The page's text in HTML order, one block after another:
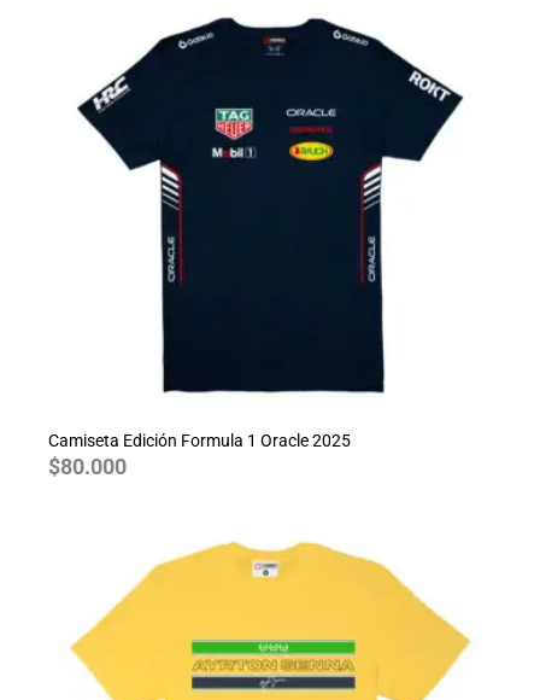
Camiseta Edición Formula 1 Oracle 2025
$80.000